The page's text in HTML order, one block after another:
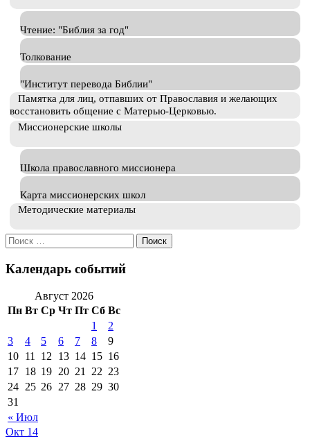
Чтение: "Библия за год"
Толкование
"Институт перевода Библии"
Памятка для лиц, отпавших от Православия и желающих
восстановить общение с Матерью-Церковью.
Миссионерские школы
Школа православного миссионера
Карта миссионерских школ
Методические материалы
Искать:
Календарь событий
Август 2026
Пн Вт Ср Чт Пт Сб Вс
« Июл
1
2
3
4 5 6 7 8
9
10 11 12 13 14 15 16
17 18 19 20 21 22 23
24 25 26 27 28 29 30
31
Окт 14